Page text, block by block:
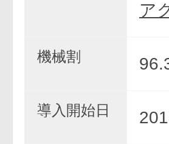
ア
機械割
導入開始日